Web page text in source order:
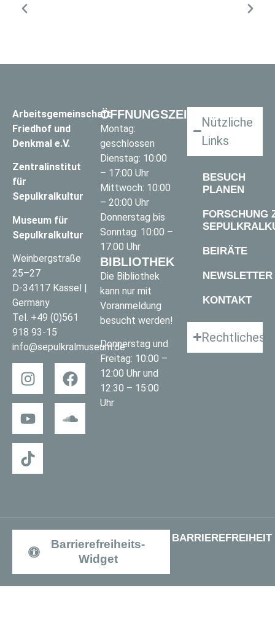
Arbeitsgemeinschaft
Friedhof und
Denkmal e.V.
Zentralinstitut
für
Sepulkralkultur
Museum für
Sepulkralkultur
Weinbergstraße
25–27
D-34117 Kassel |
Germany
Tel. +49 (0)561
918 93-15
info@sepulkralmuseum.de
ÖFFNUNGSZEITEN
Montag:
geschlossen
Dienstag: 10:00
– 17:00 Uhr
Mittwoch: 10:00
– 20:00 Uhr
Donnerstag bis
Sonntag: 10:00 –
17:00 Uhr
BIBLIOTHEK
Die Bibliothek
kann nur mit
Voranmeldung
besucht werden!
Donnerstag und
Freitag: 10:00 –
12:00 Uhr und
12:30 – 15:00
Uhr
Nützliche
Links
BESUCH
PLANEN
FORSCHUNG
BEIRÄTE
NEWSLETTER
KONTAKT
Rechtliches
Barrierefreiheits-
Widget
BARRIEREFREIHEIT